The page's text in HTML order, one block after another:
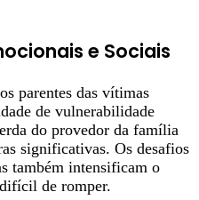
e Sociais
parentes das vítimas
de vulnerabilidade
do provedor da família
significativas. Os desafios
também intensificam o
de romper.